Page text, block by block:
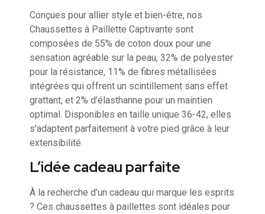
Conçues pour allier style et bien-être, nos
Chaussettes à Paillette Captivante sont
composées de 55% de coton doux pour une
sensation agréable sur la peau, 32% de polyester
pour la résistance, 11% de fibres métallisées
intégrées qui offrent un scintillement sans effet
grattant, et 2% d’élasthanne pour un maintien
optimal. Disponibles en taille unique 36-42, elles
s’adaptent parfaitement à votre pied grâce à leur
extensibilité.
L’idée cadeau parfaite
À la recherche d’un cadeau qui marque les esprits
? Ces chaussettes à paillettes sont idéales pour